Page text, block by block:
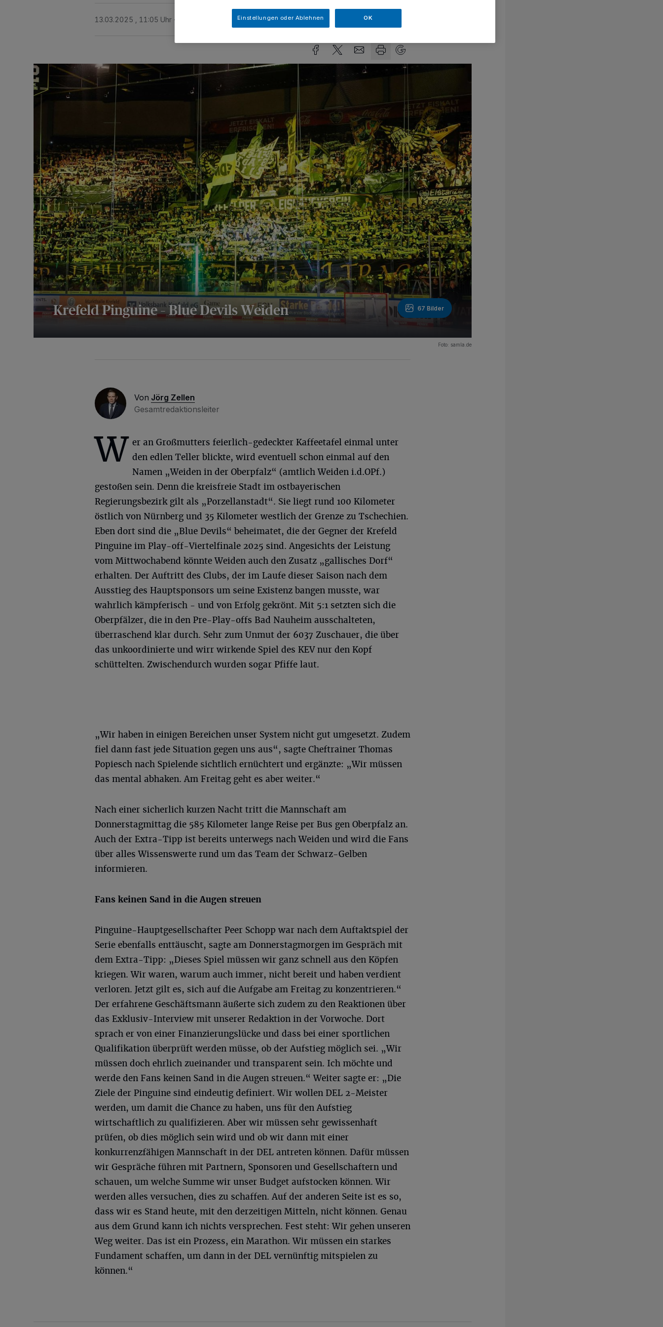
13.03.2025 , 11:05 Uhr 3 Minuten Lesezeit
Krefeld Pinguine – Blue Devils Weiden 67 Bilder
Foto: samla.de
Von Jörg Zellen
Gesamtredaktionsleiter
W er an Großmutters feierlich-gedeckter Kaffeetafel einmal unter
den edlen Teller blickte, wird eventuell schon einmal auf den
Namen „Weiden in der Oberpfalz“ (amtlich Weiden i.d.OPf.)
gestoßen sein. Denn die kreisfreie Stadt im ostbayerischen
Regierungsbezirk gilt als „Porzellanstadt“. Sie liegt rund 100 Kilometer
östlich von Nürnberg und 35 Kilometer westlich der Grenze zu Tschechien.
Eben dort sind die „Blue Devils“ beheimatet, die der Gegner der Krefeld
Pinguine im Play-off-Viertelfinale 2025 sind. Angesichts der Leistung
vom Mittwochabend könnte Weiden auch den Zusatz „gallisches Dorf“
erhalten. Der Auftritt des Clubs, der im Laufe dieser Saison nach dem
Ausstieg des Hauptsponsors um seine Existenz bangen musste, war
wahrlich kämpferisch - und von Erfolg gekrönt. Mit 5:1 setzten sich die
Oberpfälzer, die in den Pre-Play-offs Bad Nauheim ausschalteten,
überraschend klar durch. Sehr zum Unmut der 6037 Zuschauer, die über
das unkoordinierte und wirr wirkende Spiel des KEV nur den Kopf
schüttelten. Zwischendurch wurden sogar Pfiffe laut.
„Wir haben in einigen Bereichen unser System nicht gut umgesetzt. Zudem
fiel dann fast jede Situation gegen uns aus“, sagte Cheftrainer Thomas
Popiesch nach Spielende sichtlich ernüchtert und ergänzte: „Wir müssen
das mental abhaken. Am Freitag geht es aber weiter.“
Nach einer sicherlich kurzen Nacht tritt die Mannschaft am
Donnerstagmittag die 585 Kilometer lange Reise per Bus gen Oberpfalz an.
Auch der Extra-Tipp ist bereits unterwegs nach Weiden und wird die Fans
über alles Wissenswerte rund um das Team der Schwarz-Gelben
informieren.
Fans keinen Sand in die Augen streuen
Pinguine-Hauptgesellschafter Peer Schopp war nach dem Auftaktspiel der
Serie ebenfalls enttäuscht, sagte am Donnerstagmorgen im Gespräch mit
dem Extra-Tipp: „Dieses Spiel müssen wir ganz schnell aus den Köpfen
kriegen. Wir waren, warum auch immer, nicht bereit und haben verdient
verloren. Jetzt gilt es, sich auf die Aufgabe am Freitag zu konzentrieren.“
Der erfahrene Geschäftsmann äußerte sich zudem zu den Reaktionen über
das Exklusiv-Interview mit unserer Redaktion in der Vorwoche. Dort
sprach er von einer Finanzierungslücke und dass bei einer sportlichen
Qualifikation überprüft werden müsse, ob der Aufstieg möglich sei. „Wir
müssen doch ehrlich zueinander und transparent sein. Ich möchte und
werde den Fans keinen Sand in die Augen streuen.“ Weiter sagte er: „Die
Ziele der Pinguine sind eindeutig definiert. Wir wollen DEL 2-Meister
werden, um damit die Chance zu haben, uns für den Aufstieg
wirtschaftlich zu qualifizieren. Aber wir müssen sehr gewissenhaft
prüfen, ob dies möglich sein wird und ob wir dann mit einer
konkurrenzfähigen Mannschaft in der DEL antreten können. Dafür müssen
wir Gespräche führen mit Partnern, Sponsoren und Gesellschaftern und
schauen, um welche Summe wir unser Budget aufstocken können. Wir
werden alles versuchen, dies zu schaffen. Auf der anderen Seite ist es so,
dass wir es Stand heute, mit den derzeitigen Mitteln, nicht können. Genau
aus dem Grund kann ich nichts versprechen. Fest steht: Wir gehen unseren
Weg weiter. Das ist ein Prozess, ein Marathon. Wir müssen ein starkes
Fundament schaffen, um dann in der DEL vernünftig mitspielen zu
können.“
Einstellungen oder Ablehnen OK